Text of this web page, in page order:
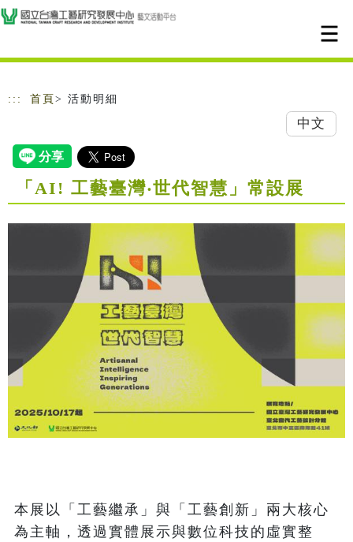
跳到主要內容
網站導覽
::: 首頁 > 活動明細
中文
「AI! 工藝臺灣‧世代智慧」常設展
本展以「工藝繼承」與「工藝創新」兩大核心
為主軸，透過實體展示與數位科技的虛實整